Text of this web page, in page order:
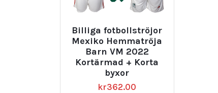
Billiga fotbollströjor
Mexiko Hemmatröja
Barn VM 2022
Kortärmad + Korta
byxor
kr362.00